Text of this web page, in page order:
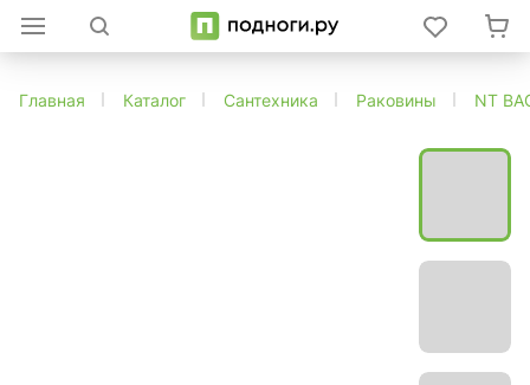
Главная Каталог Сантехника Раковины NT